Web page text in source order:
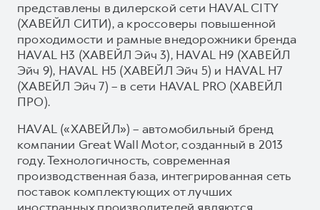
представлены в дилерской сети HAVAL CITY
(ХАВЕЙЛ СИТИ), а кроссоверы повышенной
проходимости и рамные внедорожники бренда
HAVAL H3 (ХАВЕЙЛ Эйч 3), HAVAL H9 (ХАВЕЙЛ
Эйч 9), HAVAL H5 (ХАВЕЙЛ Эйч 5) и HAVAL H7
(ХАВЕЙЛ Эйч 7) – в сети HAVAL PRO (ХАВЕЙЛ
ПРО).
HAVAL («ХАВЕЙЛ») – автомобильный бренд
компании Great Wall Motor, созданный в 2013
году. Технологичность, современная
производственная база, интегрированная сеть
поставок комплектующих от лучших